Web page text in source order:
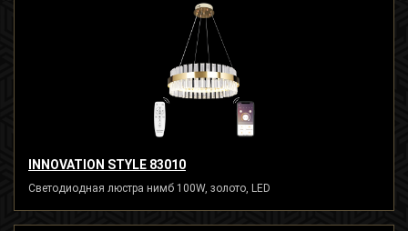
INNOVATION STYLE 83010
Светодиодная люстра нимб 100W, золото, LED